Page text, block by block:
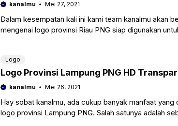
kanalmu Mei 27, 2021
Dalam kesempatan kali ini kami team kanalmu akan
mengenai logo provinsi Riau PNG siap digunakan
Logo
Logo Provinsi Lampung PNG HD
kanalmu Mei 26, 2021
Hay sobat kanalmu, ada cukup banyak manfaat yang
logo provinsi Lampung PNG. Salah satunya adalah